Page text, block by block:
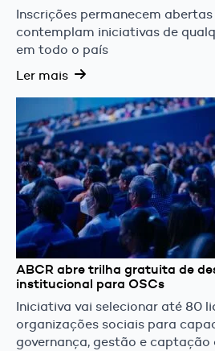
Inscrições permanecem
contemplam iniciativas de
em todo o país
Ler mais
ABCR abre trilha gratuita de
institucional para OSCs
Iniciativa vai selecionar até 80
organizações sociais para
governança, gestão e captação